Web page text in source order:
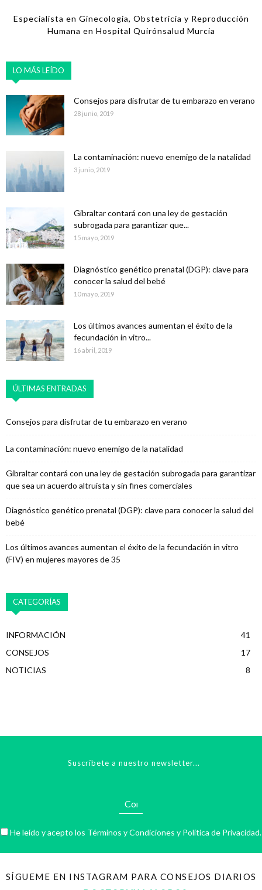
Especialista en Ginecología, Obstetricia y Reproducción
Humana en Hospital Quirónsalud Murcia
LO MÁS LEÍDO
Consejos para disfrutar de tu embarazo en verano
28 junio, 2019
La contaminación: nuevo enemigo de la natalidad
3 junio, 2019
Gibraltar contará con una ley de gestación
subrogada para garantizar que...
15 mayo, 2019
Diagnóstico genético prenatal (DGP): clave para
conocer la salud del bebé
10 mayo, 2019
Los últimos avances aumentan el éxito de la
fecundación in vitro...
16 abril, 2019
ÚLTIMAS ENTRADAS
Consejos para disfrutar de tu embarazo en verano
La contaminación: nuevo enemigo de la natalidad
Gibraltar contará con una ley de gestación subrogada para garantizar
que sea un acuerdo altruista y sin fines comerciales
Diagnóstico genético prenatal (DGP): clave para conocer la salud del
bebé
Los últimos avances aumentan el éxito de la fecundación in vitro
(FIV) en mujeres mayores de 35
CATEGORÍAS
INFORMACIÓN
41
CONSEJOS
17
NOTICIAS
8
Suscríbete a nuestro newsletter...
He leído y acepto los Términos y Condiciones y Política de Privacidad.
SÍGUEME EN INSTAGRAM PARA CONSEJOS DIARIOS